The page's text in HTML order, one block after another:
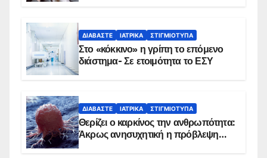
ΔΙΑΒΆΣΤΕ ΙΑΤΡΙΚΆ ΣΤΙΓΜΙΌΤΥΠΑ
Στο «κόκκινο» η γρίπη το επόμενο
διάστημα- Σε ετοιμότητα το ΕΣΥ
ΔΙΑΒΆΣΤΕ ΙΑΤΡΙΚΆ ΣΤΙΓΜΙΌΤΥΠΑ
Θερίζει ο καρκίνος την ανθρωπότητα:
Άκρως ανησυχητική η πρόβλεψη…